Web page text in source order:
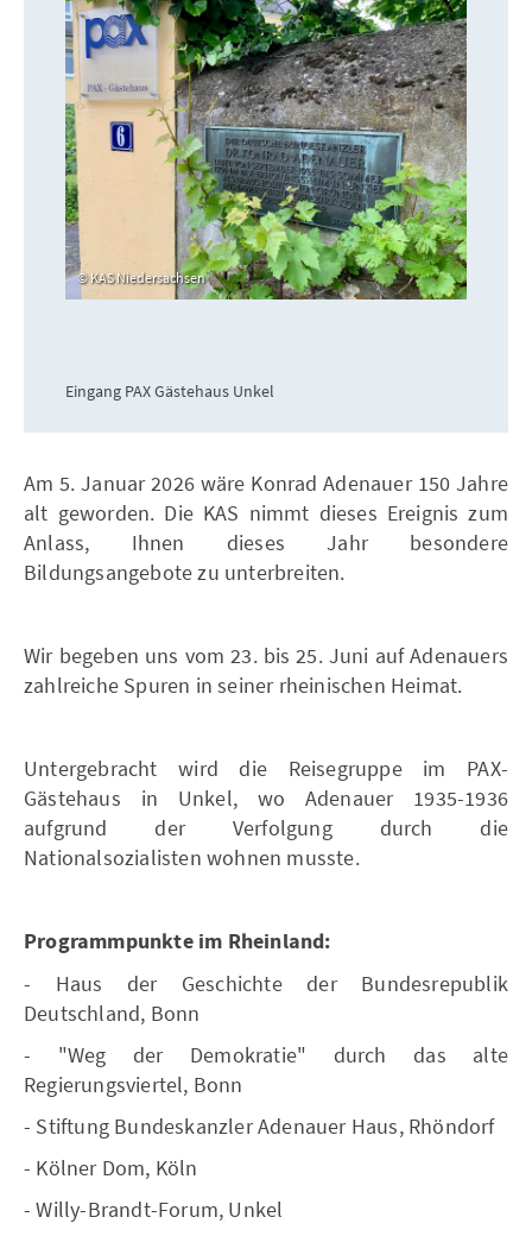
KAS Niedersachsen
Eingang PAX Gästehaus Unkel
Am 5. Januar 2026 wäre Konrad Adenauer 150 Jahre
alt geworden. Die KAS nimmt dieses Ereignis zum
Anlass, Ihnen dieses Jahr besondere
Bildungsangebote zu unterbreiten.
Wir begeben uns vom 23. bis 25. Juni auf Adenauers
zahlreiche Spuren in seiner rheinischen Heimat.
Untergebracht wird die Reisegruppe im PAX-
Gästehaus in Unkel, wo Adenauer 1935-1936
aufgrund der Verfolgung durch die
Nationalsozialisten wohnen musste.
Programmpunkte im Rheinland:
- Haus der Geschichte der Bundesrepublik
Deutschland, Bonn
- "Weg der Demokratie" durch das alte
Regierungsviertel, Bonn
- Stiftung Bundeskanzler Adenauer Haus, Rhöndorf
- Kölner Dom, Köln
- Willy-Brandt-Forum, Unkel